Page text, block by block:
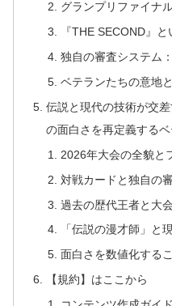
グランプリファイナ
『THE SECOND』
独自の審査システム
ベテランたちの意地
伝説と現代の技術が交
の面白さを再定義する
2026年大会の全貌と
対戦カードと独自の
過去の歴代王者と大
「伝説の漫才師」と
面白さを数値化する
【規約】はここから